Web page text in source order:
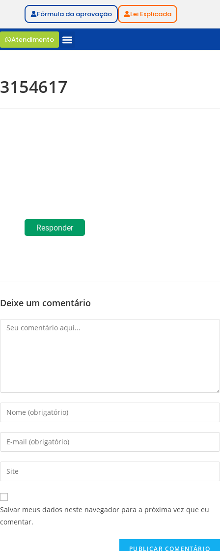
Fórmula da aprovação Lei Explicada
Atendimento
3154617
Responder
Deixe um comentário
Salvar meus dados neste navegador para a próxima vez que eu
comentar.